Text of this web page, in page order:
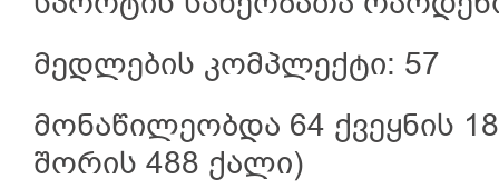
მედლების კომპლექტი: 57
მონაწილეობდა 64 ქვეყნის
შორის 488 ქალი)